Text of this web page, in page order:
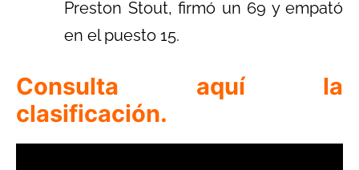
Preston Stout, firmó un 69 y empató
en el puesto 15.
Consulta aquí la
clasificación.